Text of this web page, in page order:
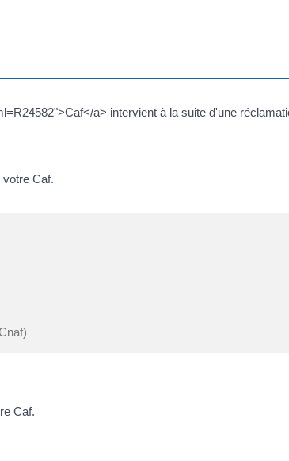
a> intervient à la suite d'une
Caf.
Caf.